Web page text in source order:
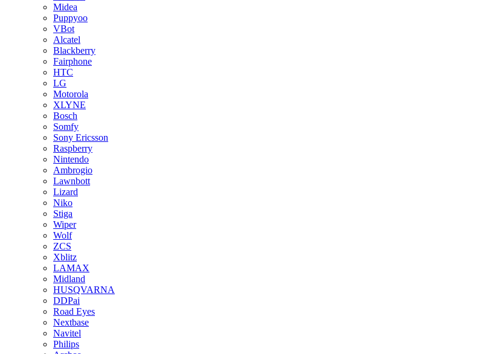
Midea
Puppyoo
VBot
Alcatel
Blackberry
Fairphone
HTC
LG
Motorola
XLYNE
Bosch
Somfy
Sony Ericsson
Raspberry
Nintendo
Ambrogio
Lawnbott
Lizard
Niko
Stiga
Wiper
Wolf
ZCS
Xblitz
LAMAX
Midland
HUSQVARNA
DDPai
Road Eyes
Nextbase
Navitel
Philips